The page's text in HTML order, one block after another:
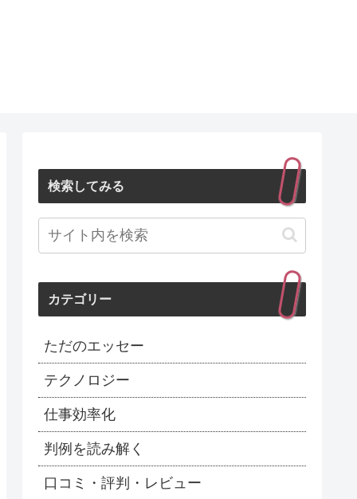
検索してみる
カテゴリー
ただのエッセー
テクノロジー
仕事効率化
判例を読み解く
口コミ・評判・レビュー